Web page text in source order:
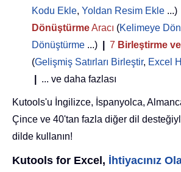
Kodu Ekle, Yoldan Resim Ekle ...)
DönüştürmeAracı (Kelimeye
Dönüştürme ...) 7 Birleştirme
(Gelişmiş Satırları Birleştir, Excel
... ve daha fazlası
Kutools'u İngilizce, İspanyolca,
Çince ve 40'tan fazla diğer dil
dilde kullanın!
Kutools for Excel, İhtiyacınız